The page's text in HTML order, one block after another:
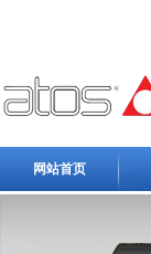
网站首页